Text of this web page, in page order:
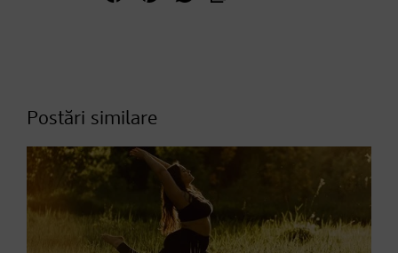
Postări similare